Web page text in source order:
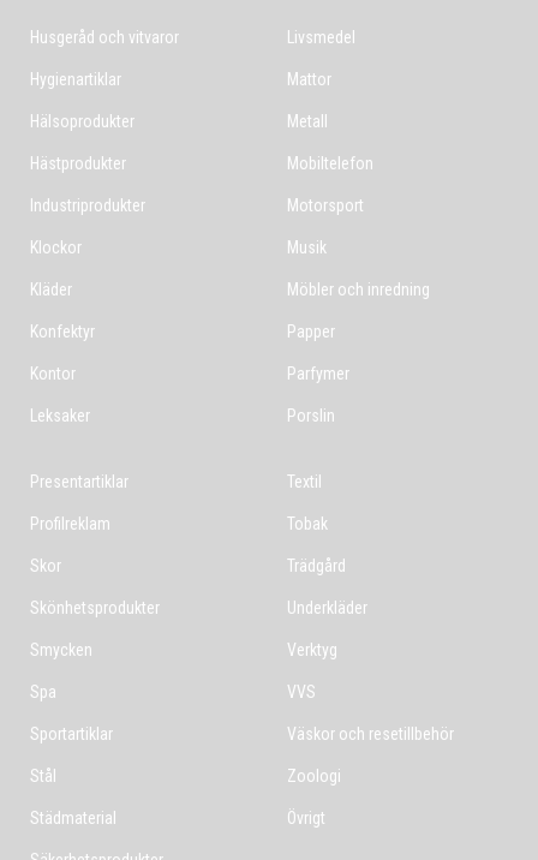
Husgeråd och vitvaror
Hygienartiklar
Hälsoprodukter
Hästprodukter
Industriprodukter
Klockor
Kläder
Konfektyr
Kontor
Leksaker
Livsmedel
Mattor
Metall
Mobiltelefon
Motorsport
Musik
Möbler och inredning
Papper
Parfymer
Porslin
Presentartiklar
Profilreklam
Skor
Skönhetsprodukter
Smycken
Spa
Sportartiklar
Stål
Städmaterial
Textil
Tobak
Trädgård
Underkläder
Verktyg
VVS
Väskor och resetillbehör
Zoologi
Övrigt